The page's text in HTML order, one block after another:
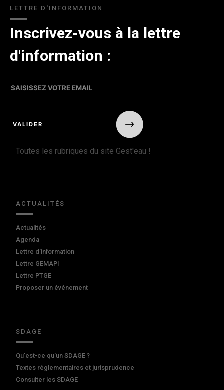
LETTRE D'INFORMATION
Inscrivez-vous à la lettre
d'information :
Toutes les rubriques du site Gest'eau !
ACTUALITÉS
Actualités
Agenda
Lettre d'information
Lettre GEMAPI
Lettre PTGE
Proposer un événement
SDAGE
Qu'est-ce qu'un SDAGE ?
Textes réglementaires et jurisprudence
Consulter les SDAGE